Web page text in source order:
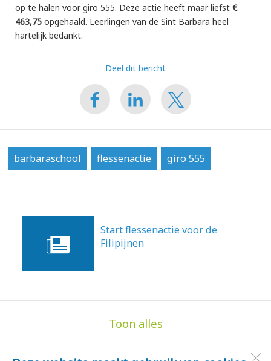
op te halen voor giro 555. Deze actie heeft maar liefst €
463,75 opgehaald. Leerlingen van de Sint Barbara heel
hartelijk bedankt.
Deel dit bericht
barbaraschool flessenactie giro 555
Start flessenactie voor de
Filipijnen
Toon alles